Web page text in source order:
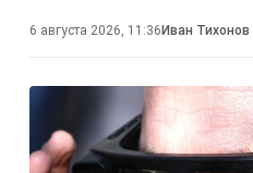
6 августа 2026, 11:36 Иван Тихонов